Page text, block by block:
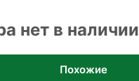
нет в наличии
Похожие